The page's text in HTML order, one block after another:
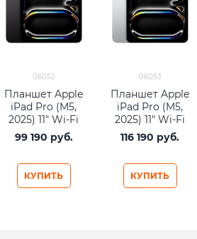
06052
Планшет Apple
iPad Pro (M5,
2025) 11" Wi-Fi
256Gb Space
Black
99 190 руб.
КУПИТЬ
06053
Планшет Apple
iPad Pro (M5,
2025) 11" Wi-Fi
512Gb Silver
116 190 руб.
КУПИТЬ